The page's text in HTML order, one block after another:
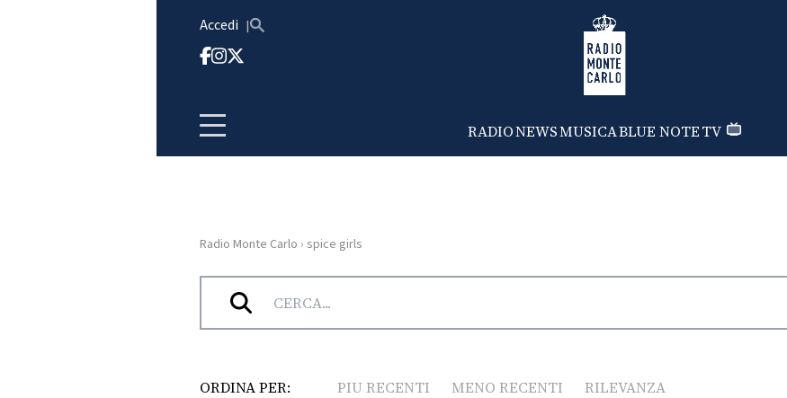
Accedi Radio Monte Carlo
RADIONEWSMUSICABLUE NOTETV
HOME
RADIO
Radio Monte Carlo › spice girls
Tag:spice girls
ORDINA PER: PIU RECENTI MENO RECENTI RILEVANZA